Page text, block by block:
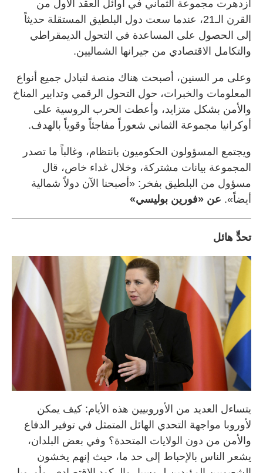
ازدهرت مجموعة الثماني في أوائل العقد الأول من
القرن الـ21، عندما سعت دول البلطيق المستقلة حديثاً
إلى الحصول على المساعدة في التحول الديمقراطي
والتكامل الاقتصادي من جيرانها الشماليين.
وعلى مر السنين، أصبحت هناك منصة لتبادل جميع أنواع
المعلومات والخبرات، حول التحول الرقمي وتدابير المناخ
والأمن بشكل متزايد، وأعطت الحرب الروسية على
أوكرانيا مجموعة الثماني شعوراً مفاجئاً وقوياً بالهدف.
ويجتمع المسؤولون الحكوميون بانتظام، وغالباً ما تصدر
المجموعة بيانات مشتركة، وخلال غداء خاص، قال
مسؤول من البلطيق بفخر: «أصبحنا الآن دولاً شمالية
أيضاً». عن «فورين بوليسي»
تحدٍّ هائل
يتساءل العديد من الأوروبيين هذه الأيام: كيف يمكن
لأوروبا مواجهة التحدي الهائل المتمثل في توفير الدفاع
والأمن من دون الولايات المتحدة؟ وفي بعض البلدان،
يشعر الناس بالإحباط إلى حد ما، حيث إنهم يخشون